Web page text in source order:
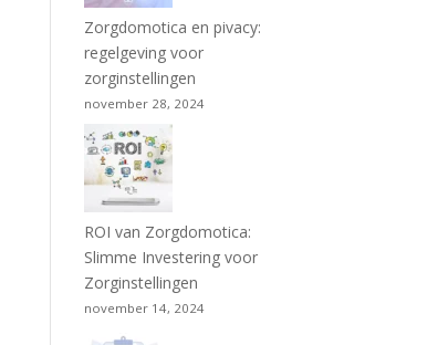
Zorgdomotica en pivacy:
regelgeving voor
zorginstellingen
november 28, 2024
ROI van Zorgdomotica:
Slimme Investering voor
Zorginstellingen
november 14, 2024